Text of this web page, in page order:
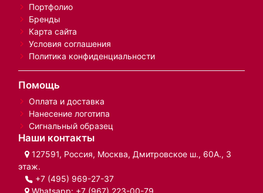
Портфолио
Бренды
Карта сайта
Условия соглашения
Политика конфиденциальности
Помощь
Оплата и доставка
Нанесение логотипа
Сигнальный образец
Наши контакты
127591, Россия, Москва, Дмитровское ш., 60А., 3
этаж.
+7 (495) 969-27-37
Whatsapp: +7 (967) 223-00-79